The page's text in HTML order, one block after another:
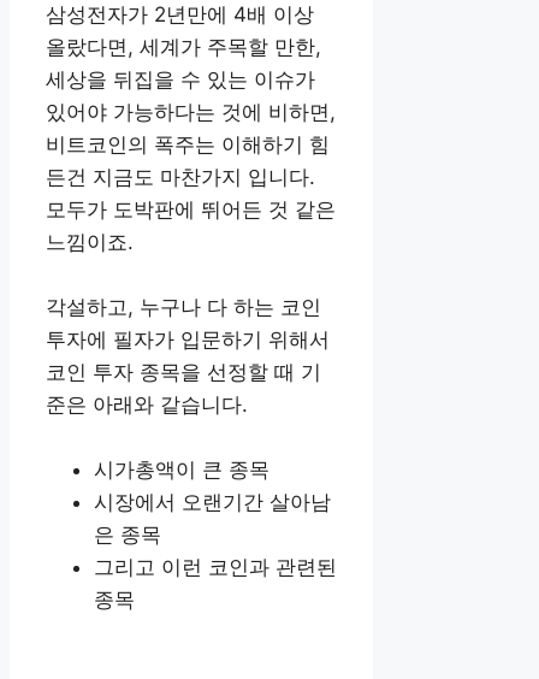
삼성전자가 2년만에 4배 이상
올랐다면, 세계가 주목할 만한,
세상을 뒤집을 수 있는 이슈가
있어야 가능하다는 것에 비하면,
비트코인의 폭주는 이해하기 힘
든건 지금도 마찬가지 입니다.
모두가 도박판에 뛰어든 것 같은
느낌이죠.
각설하고, 누구나 다 하는 코인
투자에 필자가 입문하기 위해서
코인 투자 종목을 선정할 때 기
준은 아래와 같습니다.
시가총액이 큰 종목
시장에서 오랜기간 살아남
은 종목
그리고 이런 코인과 관련된
종목